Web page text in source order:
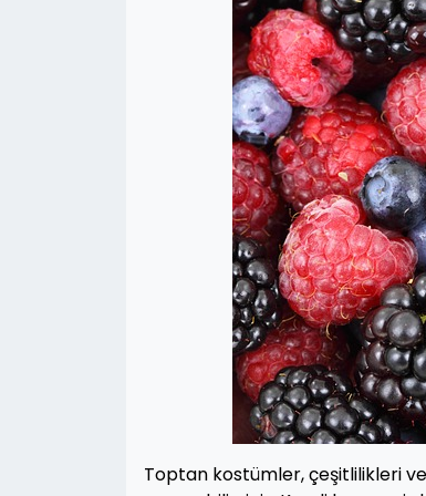
Toptan kostümler, çeşitlilikleri